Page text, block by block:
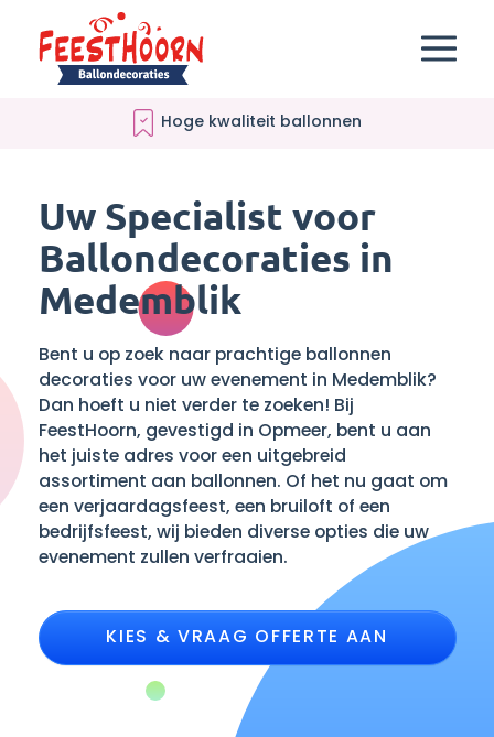
Verantwoord ballonnenleverancier
Uw Specialist voor
Ballondecoraties in
Medemblik
Bent u op zoek naar prachtige ballonnen
decoraties voor uw evenement in Medemblik?
Dan hoeft u niet verder te zoeken! Bij
FeestHoorn, gevestigd in Opmeer, bent u aan
het juiste adres voor een uitgebreid
assortiment aan ballonnen. Of het nu gaat om
een verjaardagsfeest, een bruiloft of een
bedrijfsfeest, wij bieden diverse opties die uw
evenement zullen verfraaien.
KIES & VRAAG OFFERTE AAN